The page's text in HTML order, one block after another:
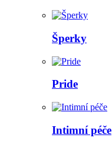
Šperky
Pride
Intimní péče